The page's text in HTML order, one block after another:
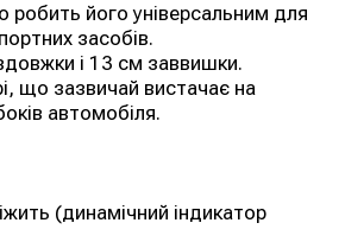
його універсальним для
засобів.
і 13 см заввишки.
що зазвичай вистачає на
автомобіля.
(динамічний індикатор